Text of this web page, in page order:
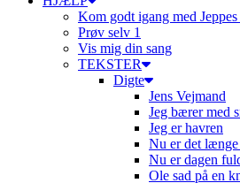
Kom godt igang med Jeppes
Prøv selv 1
Vis mig din sang
TEKSTER
Digte
Jens Vejmand
Jeg bærer med
Jeg er havren
Nu er det længe
Nu er dagen
Ole sad på en